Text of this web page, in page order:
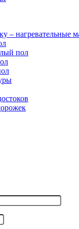
– нагревательные
пол